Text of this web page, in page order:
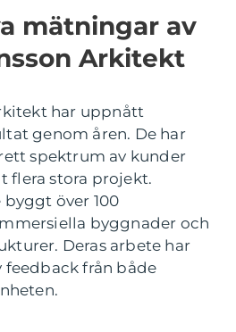
mätningar av
Arkitekt
har uppnått
genom åren. De har
spektrum av kunder
flera stora projekt.
byggt över 100
byggnader och
Deras arbete har
från både